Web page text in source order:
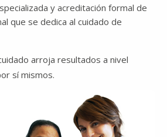
y acreditación formal de
que se dedica al cuidado de
arroja resultados a nivel
sí mismos.